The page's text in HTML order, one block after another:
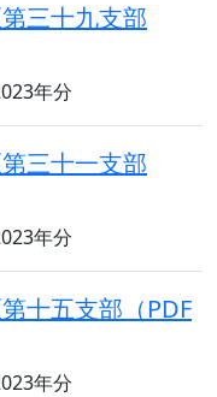
三十九支部
年分
三十一支部
年分
十五支部（PDF
年分